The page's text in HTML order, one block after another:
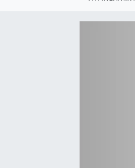
EndüstriST